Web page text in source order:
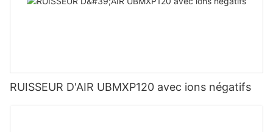
RUISSEUR D'AIR UBMXP120 avec ions négatifs